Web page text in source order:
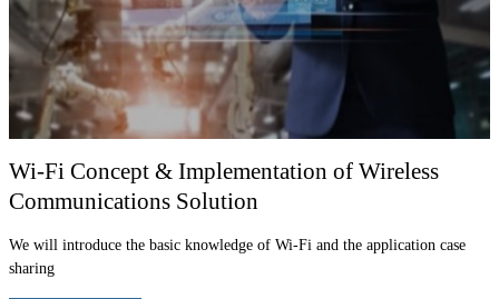
Wi-Fi Concept & Implementation of Wireless
Communications Solution
We will introduce the basic knowledge of Wi-Fi and the application case
sharing